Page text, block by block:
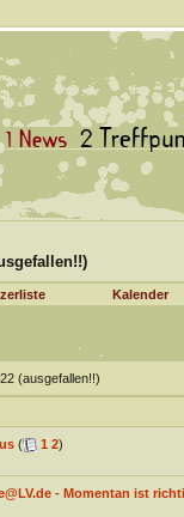
Kalender
(ausgefallen!!)
( 1 2)
- Momentan ist